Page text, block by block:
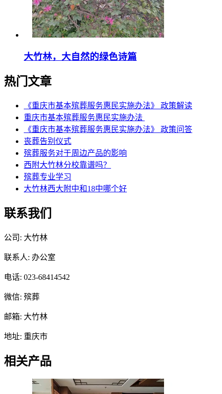
大竹林，大自然的绿色诗篇
热门文章
《重庆市基本殡葬服务惠民实施办法》 政策解读
重庆市基本殡葬服务惠民实施办法
《重庆市基本殡葬服务惠民实施办法》 政策问答
丧葬告别仪式
殡葬服务对于周边产品的影响
西附大竹林分校靠谱吗？
殡葬专业学习
大竹林西大附中和18中哪个好
联系我们
公司: 大竹林
联系人: 办公室
电话: 023-68414542
微信: 殡葬
邮箱: 大竹林
地址: 重庆市
相关产品